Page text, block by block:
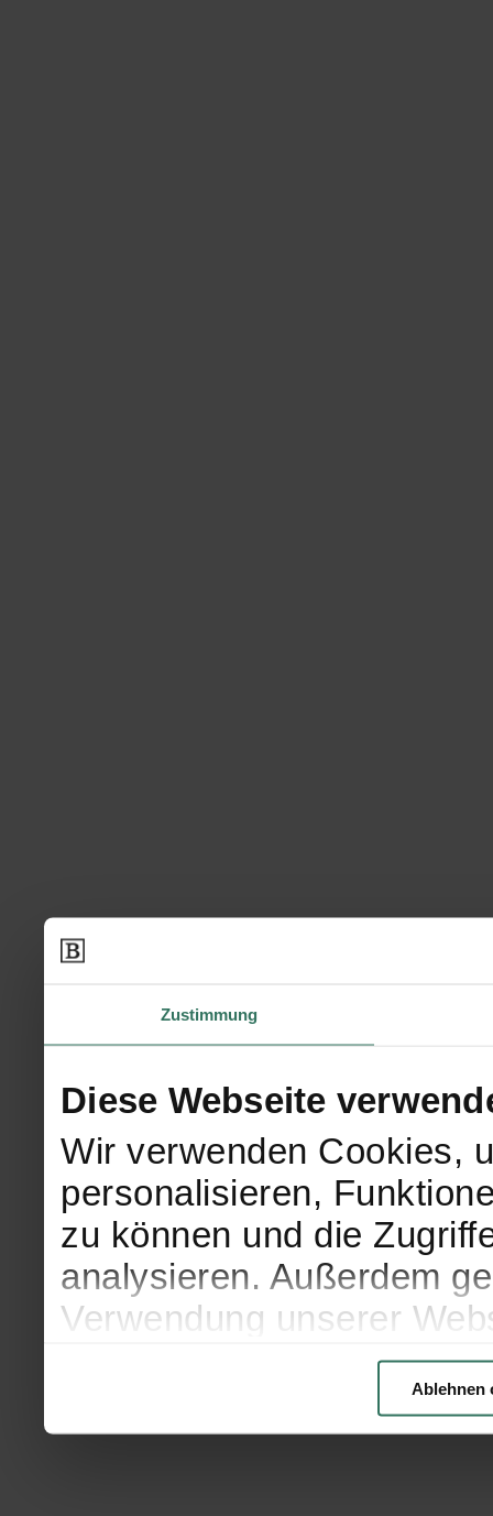
Zustimmung
Diese Webseite
Wir verwenden Cookies,
personalisieren,
zu können und die
analysieren. Außerdem
Verwendung unserer
soziale Medien,
Partner führen diese
weiteren Daten
Ablehnen